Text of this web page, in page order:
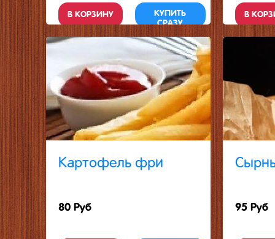
В КОРЗИНУ
КУПИТЬ
СРАЗУ
В
Картофель фри
80 Руб 95 Руб